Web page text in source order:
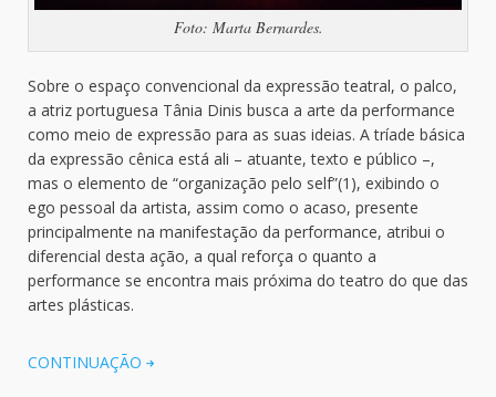
Foto: Marta Bernardes.
Sobre o espaço convencional da expressão teatral, o palco,
a atriz portuguesa Tânia Dinis busca a arte da performance
como meio de expressão para as suas ideias. A tríade básica
da expressão cênica está ali – atuante, texto e público –,
mas o elemento de “organização pelo self”(1), exibindo o
ego pessoal da artista, assim como o acaso, presente
principalmente na manifestação da performance, atribui o
diferencial desta ação, a qual reforça o quanto a
performance se encontra mais próxima do teatro do que das
artes plásticas.
CONTINUAÇÃO